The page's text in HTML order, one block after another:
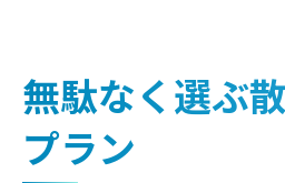
無駄なく選ぶ
プラン